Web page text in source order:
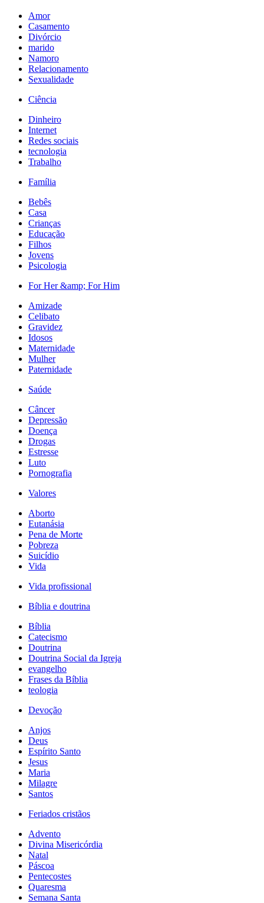
Amor
Casamento
Divórcio
marido
Namoro
Relacionamento
Sexualidade
Ciência
Dinheiro
Internet
Redes sociais
tecnologia
Trabalho
Família
Bebês
Casa
Crianças
Educação
Filhos
Jovens
Psicologia
For Her &amp; For Him
Amizade
Celibato
Gravidez
Idosos
Maternidade
Mulher
Paternidade
Saúde
Câncer
Depressão
Doença
Drogas
Estresse
Luto
Pornografia
Valores
Aborto
Eutanásia
Pena de Morte
Pobreza
Suicídio
Vida
Vida profissional
Bíblia e doutrina
Bíblia
Catecismo
Doutrina
Doutrina Social da Igreja
evangelho
Frases da Bíblia
teologia
Devoção
Anjos
Deus
Espírito Santo
Jesus
Maria
Milagre
Santos
Feriados cristãos
Advento
Divina Misericórdia
Natal
Páscoa
Pentecostes
Quaresma
Semana Santa